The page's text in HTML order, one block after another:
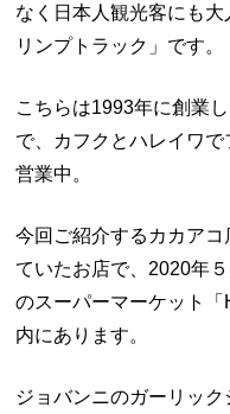
なく日本人観光客にも
リンプトラック」です。
こちらは1993年に創業
で、カフクとハレイワ
営業中。
今回ご紹介するカカア
ていたお店で、2020年
のスーパーマーケット
内にあります。
ジョバンニのガーリッ